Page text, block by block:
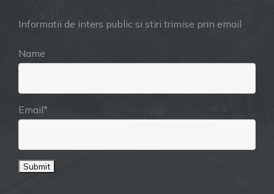
Informatii de inters public si stiri trimise prin email
Name
Email*